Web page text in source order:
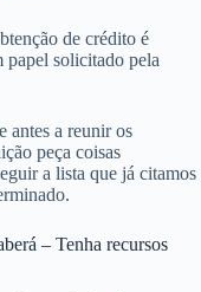
de crédito é
papel solicitado pela
antes a reunir os
peça coisas
a lista que já citamos
– Tenha recursos